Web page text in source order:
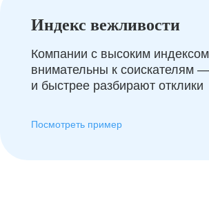
Индекс вежливости
Компании с высоким
внимательны к соискателям
и быстрее разбирают отклики
Посмотреть пример